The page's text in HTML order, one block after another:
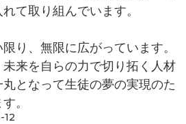
て取り組んでいます。
り、無限に広がっています。
来を自らの力で切り拓く人材
となって生徒の夢の実現のた
。
12